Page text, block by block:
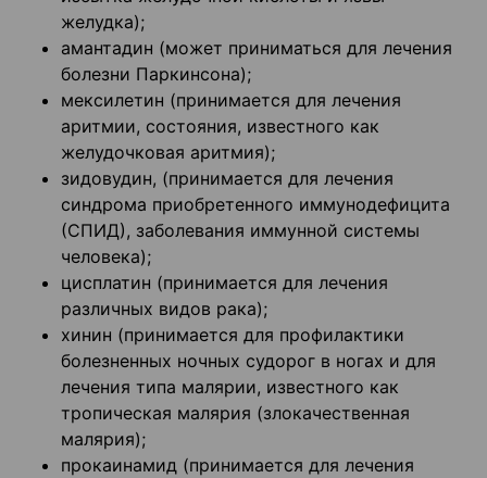
желудка);
амантадин (может приниматься для лечения
болезни Паркинсона);
мексилетин (принимается для лечения
аритмии, состояния, известного как
желудочковая аритмия);
зидовудин, (принимается для лечения
синдрома приобретенного иммунодефицита
(СПИД), заболевания иммунной системы
человека);
цисплатин (принимается для лечения
различных видов рака);
хинин (принимается для профилактики
болезненных ночных судорог в ногах и для
лечения типа малярии, известного как
тропическая малярия (злокачественная
малярия);
прокаинамид (принимается для лечения